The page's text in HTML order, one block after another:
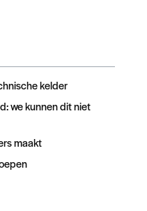
kelder
we kunnen dit niet
maakt